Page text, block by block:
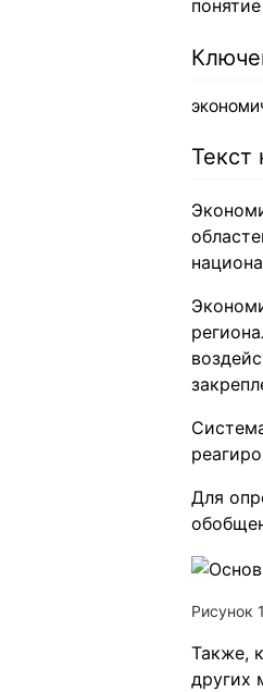
Текст
Для
Рисунок
Также,
других